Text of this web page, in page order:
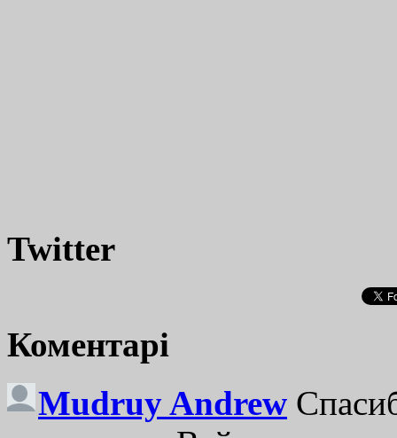
Twitter
Коментарі
Mudruy Andrew